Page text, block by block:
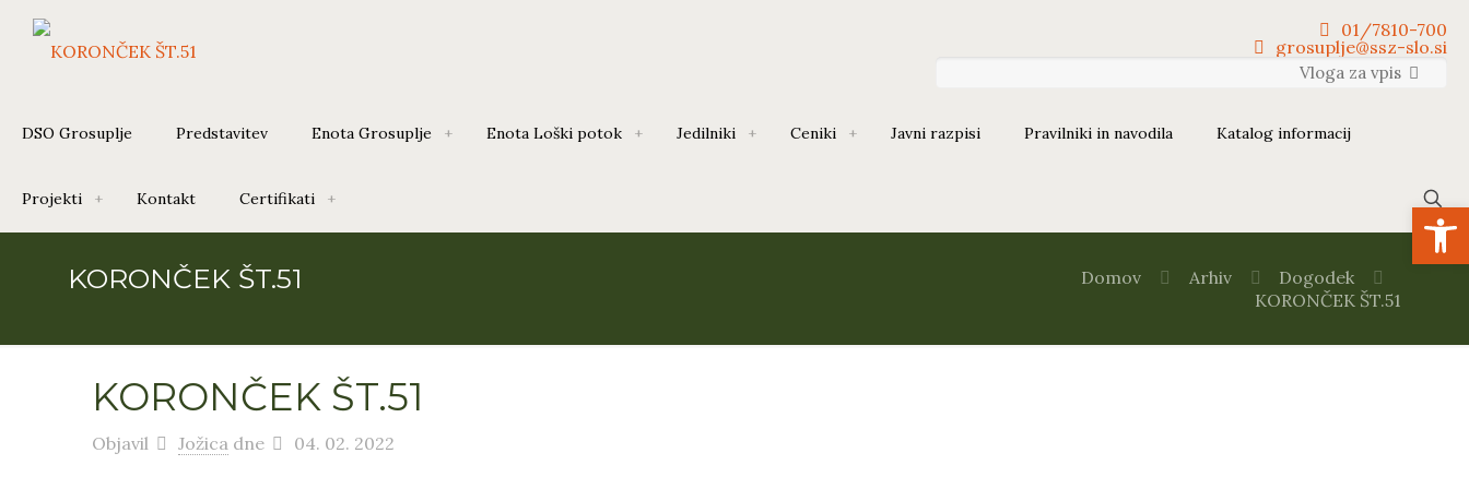
DSO Grosuplje Predstavitev Enota Grosuplje Enota Loški potok Jedilniki Ceniki Javni razpisi Pravilniki in navodila Katalog informacij
Projekti Kontakt Certifikati
01/7810-700
grosuplje@ssz-slo.si
Vloga za vpis
KORONČEK ŠT.51 Domov Arhiv
Dogodek
KORONČEK ŠT.51
KORONČEK ŠT.51
Objavil Jožica dne 04. 02. 2022